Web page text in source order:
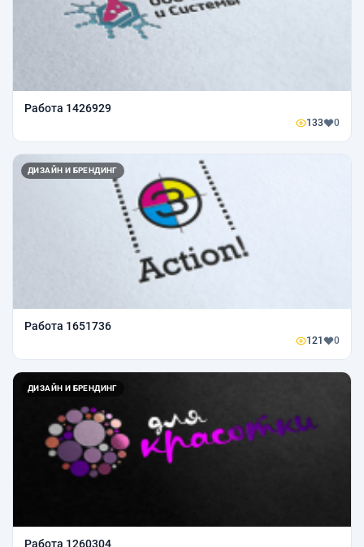
Работа 1426929
133 0
ДИЗАЙН И БРЕНДИНГ
Работа 1651736
121 0
ДИЗАЙН И БРЕНДИНГ
Работа 1260304